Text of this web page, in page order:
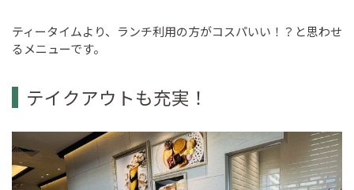
ティータイムより、ランチ利用の方がコスパいい！？と思わせ
るメニューです。
テイクアウトも充実！